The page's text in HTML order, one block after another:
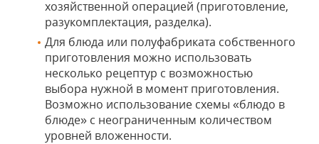
хозяйственной операцией (приготовление,
разукомплектация, разделка).
Для блюда или полуфабриката собственного
приготовления можно использовать
несколько рецептур с возможностью
выбора нужной в момент приготовления.
Возможно использование схемы «блюдо в
блюде» с неограниченным количеством
уровней вложенности.